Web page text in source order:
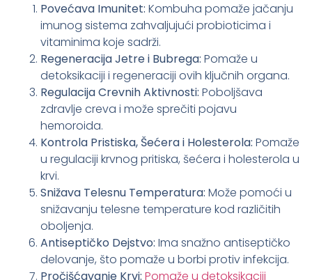
Povećava Imunitet: Kombuha pomaže jačanju
imunog sistema zahvaljujući probioticima i
vitaminima koje sadrži.
Regeneracija Jetre i Bubrega: Pomaže u
detoksikaciji i regeneraciji ovih ključnih organa.
Regulacija Crevnih Aktivnosti: Poboljšava
zdravlje creva i može sprečiti pojavu
hemoroida.
Kontrola Pristiska, Šećera i Holesterola: Pomaže
u regulaciji krvnog pritiska, šećera i holesterola u
krvi.
Snižava Telesnu Temperatura: Može pomoći u
snižavanju telesne temperature kod različitih
oboljenja.
Antiseptičko Dejstvo: Ima snažno antiseptičko
delovanje, što pomaže u borbi protiv infekcija.
Pročišćavanje Krvi: Pomaže u detoksikaciji